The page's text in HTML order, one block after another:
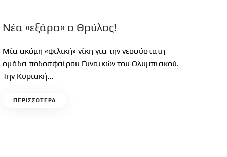
Νέα «εξάρα» ο Θρύλος!
Μία ακόμη «φιλική» νίκη για την νεοσύστατη
ομάδα ποδοσφαίρου Γυναικών του Ολυμπιακού.
Την Κυριακή...
ΠΕΡΙΣΣΟΤΕΡΑ